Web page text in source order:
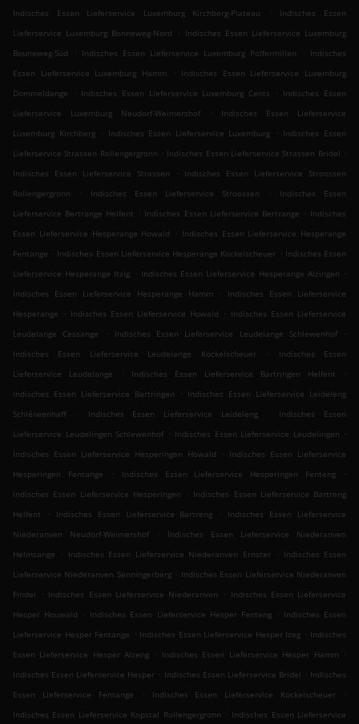
Indisches Essen Lieferservice Luxemburg Kirchberg-Plateau
.
Indisches Essen
Lieferservice Luxemburg Bonneweg-Nord
. Indisches Essen Lieferservice Luxemburg
Bouneweg-Süd
. Indisches Essen Lieferservice Luxemburg Polfermillen . Indisches
Essen Lieferservice Luxemburg Hamm
. Indisches Essen Lieferservice Luxemburg
Dommeldange
. Indisches Essen Lieferservice Luxemburg Cents . Indisches Essen
Lieferservice Luxemburg Neudorf-Weimershof
.
Indisches Essen Lieferservice
Luxemburg Kirchberg
. Indisches Essen Lieferservice Luxemburg . Indisches Essen
Lieferservice Strassen Rollengergronn . Indisches Essen Lieferservice Strassen Bridel .
Indisches Essen Lieferservice Strassen
. Indisches Essen Lieferservice Stroossen
Rollengergronn
. Indisches Essen Lieferservice Stroossen .
Indisches Essen
Lieferservice Bertrange Helfent . Indisches Essen Lieferservice Bertrange . Indisches
Essen Lieferservice Hesperange Howald
. Indisches Essen Lieferservice Hesperange
Fentange . Indisches Essen Lieferservice Hesperange Kockelscheuer . Indisches Essen
Lieferservice Hesperange Itzig . Indisches Essen Lieferservice Hesperange Alzingen .
Indisches Essen Lieferservice Hesperange Hamm
.
Indisches Essen Lieferservice
Hesperange
. Indisches Essen Lieferservice Howald . Indisches Essen Lieferservice
Leudelange Cessange
. Indisches Essen Lieferservice Leudelange Schlewenhof
.
Indisches Essen Lieferservice Leudelange Kockelscheuer
.
Indisches Essen
Lieferservice Leudelange
. Indisches Essen Lieferservice Bartringen Helfent
.
Indisches Essen Lieferservice Bartringen
. Indisches Essen Lieferservice Leideleng
Schléiwenhaff
. Indisches Essen Lieferservice Leideleng .
Indisches Essen
Lieferservice Leudelingen Schlewenhof . Indisches Essen Lieferservice Leudelingen .
Indisches Essen Lieferservice Hesperingen Howald
. Indisches Essen Lieferservice
Hesperingen Fentange
. Indisches Essen Lieferservice Hesperingen Fenteng
.
Indisches Essen Lieferservice Hesperingen
. Indisches Essen Lieferservice Bartreng
Helfent
. Indisches Essen Lieferservice Bartreng .
Indisches Essen Lieferservice
Niederanven Neudorf-Weimershof
.
Indisches Essen Lieferservice Niederanven
Helmsange
. Indisches Essen Lieferservice Niederanven Ernster . Indisches Essen
Lieferservice Niederanven Senningerberg . Indisches Essen Lieferservice Niederanven
Findel
. Indisches Essen Lieferservice Niederanven . Indisches Essen Lieferservice
Hesper Houwald
. Indisches Essen Lieferservice Hesper Fenteng . Indisches Essen
Lieferservice Hesper Fentange . Indisches Essen Lieferservice Hesper Izeg . Indisches
Essen Lieferservice Hesper Alzeng
. Indisches Essen Lieferservice Hesper Hamm
.
Indisches Essen Lieferservice Hesper . Indisches Essen Lieferservice Bridel . Indisches
Essen Lieferservice Fentange
. Indisches Essen Lieferservice Kockelscheuer
.
Indisches Essen Lieferservice Kopstal Rollengergronn . Indisches Essen Lieferservice